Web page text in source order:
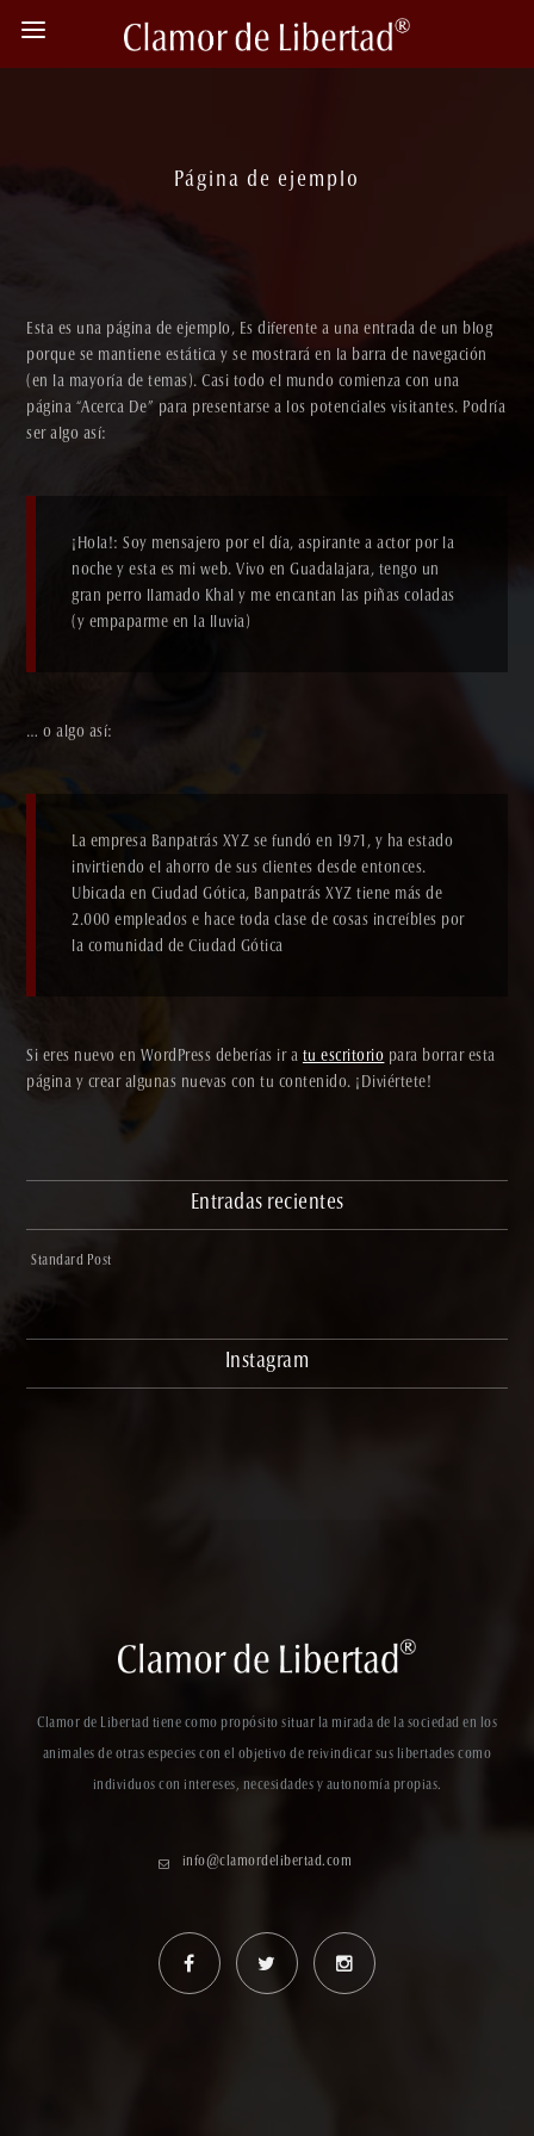
Página de ejemplo
Esta es una página de ejemplo, Es diferente a una entrada de un blog
porque se mantiene estática y se mostrará en la barra de navegación
(en la mayoría de temas). Casi todo el mundo comienza con una
página “Acerca De” para presentarse a los potenciales visitantes. Podría
ser algo así:
¡Hola!: Soy mensajero por el día, aspirante a actor por la
noche y esta es mi web. Vivo en Guadalajara, tengo un
gran perro llamado Khal y me encantan las piñas coladas
(y empaparme en la lluvia)
… o algo así:
La empresa Banpatrás XYZ se fundó en 1971, y ha estado
invirtiendo el ahorro de sus clientes desde entonces.
Ubicada en Ciudad Gótica, Banpatrás XYZ tiene más de
2.000 empleados e hace toda clase de cosas increíbles por
la comunidad de Ciudad Gótica
Si eres nuevo en WordPress deberías ir a tu escritorio para borrar esta
página y crear algunas nuevas con tu contenido. ¡Diviértete!
Entradas recientes
Standard Post
Instagram
Clamor de Libertad tiene como propósito situar la mirada de la sociedad en los
animales de otras especies con el objetivo de reivindicar sus libertades como
individuos con intereses, necesidades y autonomía propias.
info@clamordelibertad.com